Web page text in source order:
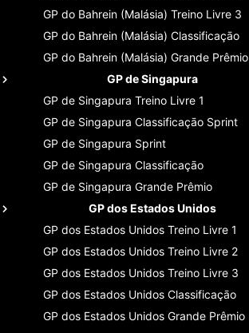
GP do Bahrein (Malásia) Treino Livre 3
GP do Bahrein (Malásia) Classificaçāo
GP do Bahrein (Malásia) Grande Prêmio
GP de Singapura
GP de Singapura Treino Livre 1
GP de Singapura Classificaçāo Sprint
GP de Singapura Sprint
GP de Singapura Classificaçāo
GP de Singapura Grande Prêmio
GP dos Estados Unidos
GP dos Estados Unidos Treino Livre 1
GP dos Estados Unidos Treino Livre 2
GP dos Estados Unidos Treino Livre 3
GP dos Estados Unidos Classificaçāo
GP dos Estados Unidos Grande Prêmio